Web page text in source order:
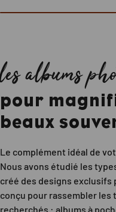
les albums
pour
beaux
Le complément idéal de
Nous avons étudié les
créé des designs exclusifs
conçu pour rassembler les
recherchés : albums à